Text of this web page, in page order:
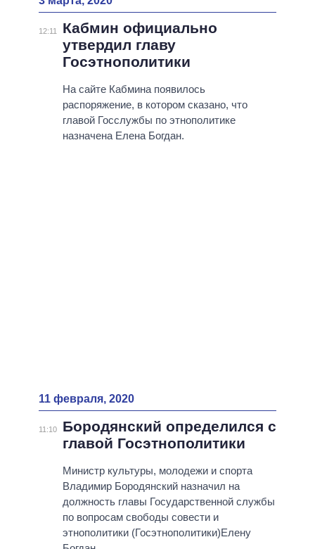
12:11
Кабмин официально
утвердил главу
Госэтнополитики
На сайте Кабмина появилось
распоряжение, в котором сказано, что
главой Госслужбы по этнополитике
назначена Елена Богдан.
11 февраля, 2020
11:10
Бородянский определился с
главой Госэтнополитики
Министр культуры, молодежи и спорта
Владимир Бородянский назначил на
должность главы Государственной службы
по вопросам свободы совести и
этнополитики (Госэтнополитики)Елену